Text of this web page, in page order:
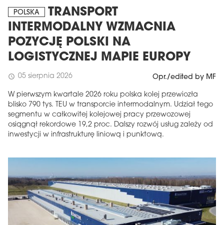
POLSKA
TRANSPORT
INTERMODALNY WZMACNIA
POZYCJĘ POLSKI NA
LOGISTYCZNEJ MAPIE EUROPY
schedule 05 sierpnia 2026 Opr./edited by MF
W pierwszym kwartale 2026 roku polska kolej przewiozła
blisko 790 tys. TEU w transporcie intermodalnym. Udział tego
segmentu w całkowitej kolejowej pracy przewozowej
osiągnął rekordowe 19,2 proc. Dalszy rozwój usług zależy od
inwestycji w infrastrukturę liniową i punktową.